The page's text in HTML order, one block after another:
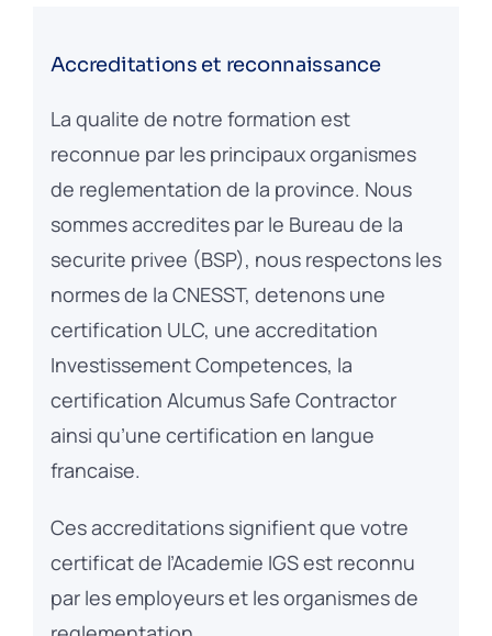
Accreditations et reconnaissance
La qualite de notre formation est
reconnue par les principaux organismes
de reglementation de la province. Nous
sommes accredites par le Bureau de la
securite privee (BSP), nous respectons les
normes de la CNESST, detenons une
certification ULC, une accreditation
Investissement Competences, la
certification Alcumus Safe Contractor
ainsi qu’une certification en langue
francaise.
Ces accreditations signifient que votre
certificat de l’Academie IGS est reconnu
par les employeurs et les organismes de